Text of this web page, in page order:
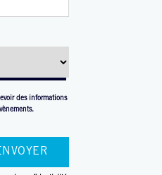
des informations